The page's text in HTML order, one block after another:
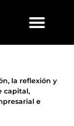
la reflexión y
capital,
e